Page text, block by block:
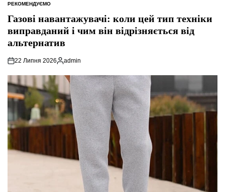
ОПУБЛІКУВАТИ
РЕКОМЕНДУЄМО
Газові навантажувачі: коли цей тип техніки
виправданий і чим він відрізняється від
альтернатив
22 Липня 2026
Опубліковано
admin